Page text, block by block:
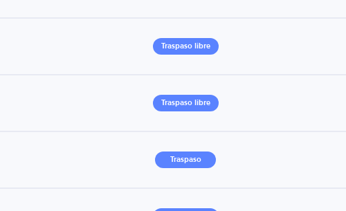
Traspaso libre
Traspaso libre
Traspaso